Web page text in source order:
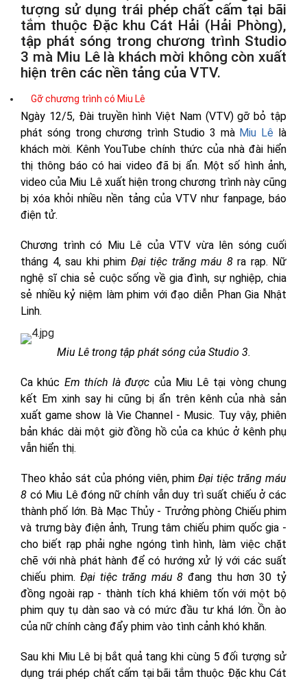
tượng sử dụng trái phép chất cấm tại bãi
tắm thuộc Đặc khu Cát Hải (Hải Phòng),
tập phát sóng trong chương trình Studio
3 mà Miu Lê là khách mời không còn xuất
hiện trên các nền tảng của VTV.
Gỡ chương trình có Miu Lê
Ngày 12/5, Đài truyền hình Việt Nam (VTV) gỡ bỏ tập
phát sóng trong chương trình Studio 3 mà Miu Lê là
khách mời. Kênh YouTube chính thức của nhà đài hiển
thị thông báo có hai video đã bị ẩn. Một số hình ảnh,
video của Miu Lê xuất hiện trong chương trình này cũng
bị xóa khỏi nhiều nền tảng của VTV như fanpage, báo
điện tử.
Chương trình có Miu Lê của VTV vừa lên sóng cuối
tháng 4, sau khi phim Đại tiệc trăng máu 8 ra rạp. Nữ
nghệ sĩ chia sẻ cuộc sống về gia đình, sự nghiệp, chia
sẻ nhiều kỷ niệm làm phim với đạo diễn Phan Gia Nhật
Linh.
Miu Lê trong tập phát sóng của Studio 3.
Ca khúc Em thích là được của Miu Lê tại vòng chung
kết Em xinh say hi cũng bị ẩn trên kênh của nhà sản
xuất game show là Vie Channel - Music. Tuy vậy, phiên
bản khác dài một giờ đồng hồ của ca khúc ở kênh phụ
vẫn hiển thị.
Theo khảo sát của phóng viên, phimĐại tiệc trăng máu
8 có Miu Lê đóng nữ chính vẫn duy trì suất chiếu ở các
thành phố lớn. Bà Mạc Thủy - Trưởng phòng Chiếu phim
và trưng bày điện ảnh, Trung tâm chiếu phim quốc gia -
cho biết rạp phải nghe ngóng tình hình, làm việc chặt
chẽ với nhà phát hành để có hướng xử lý với các suất
chiếu phim. Đại tiệc trăng máu 8 đang thu hơn 30 tỷ
đồng ngoài rạp - thành tích khá khiêm tốn với một bộ
phim quy tụ dàn sao và có mức đầu tư khá lớn. Ồn ào
của nữ chính càng đẩy phim vào tình cảnh khó khăn.
Sau khi Miu Lê bị bắt quả tang khi cùng 5 đối tượng sử
dụng trái phép chất cấm tại bãi tắm thuộc Đặc khu Cát